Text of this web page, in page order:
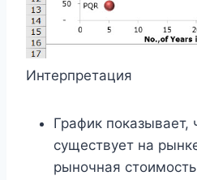
Интерпретация
График показывает,
существует на
рыночная